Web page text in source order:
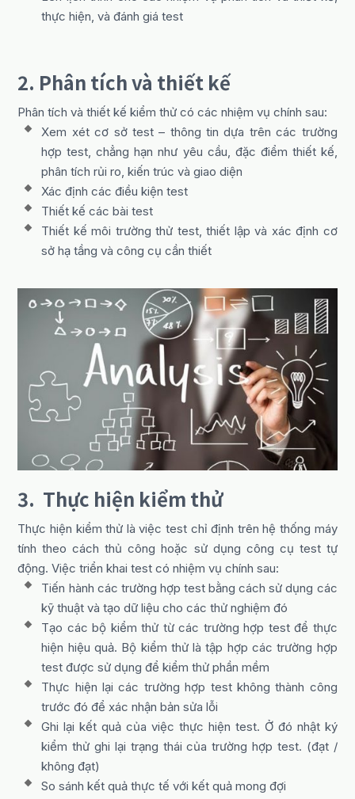
thực hiện, và đánh giá test
2. Phân tích và thiết kế
Phân tích và thiết kế kiểm thử có các nhiệm vụ chính sau:
Xem xét cơ sở test – thông tin dựa trên các trường
hợp test, chẳng hạn như yêu cầu, đặc điểm thiết kế,
phân tích rủi ro, kiến ​​trúc và giao diện
Xác định các điều kiện test
Thiết kế các bài test
Thiết kế môi trường thử test, thiết lập và xác định cơ
sở hạ tầng và công cụ cần thiết
3. Thực hiện kiểm thử
Thực hiện kiểm thử là việc test chỉ định trên hệ thống máy
tính theo cách thủ công hoặc sử dụng công cụ test tự
động. Việc triển khai test có nhiệm vụ chính sau:
Tiến hành các trường hợp test bằng cách sử dụng các
kỹ thuật và tạo dữ liệu cho các thử nghiệm đó
Tạo các bộ kiểm thử từ các trường hợp test để thực
hiện hiệu quả. Bộ kiểm thử là tập hợp các trường hợp
test được sử dụng để kiểm thử phần mềm
Thực hiện lại các trường hợp test không thành công
trước đó để xác nhận bản sửa lỗi
Ghi lại kết quả của việc thực hiện test. Ở đó nhật ký
kiểm thử ghi lại trạng thái của trường hợp test. (đạt /
không đạt)
So sánh kết quả thực tế với kết quả mong đợi